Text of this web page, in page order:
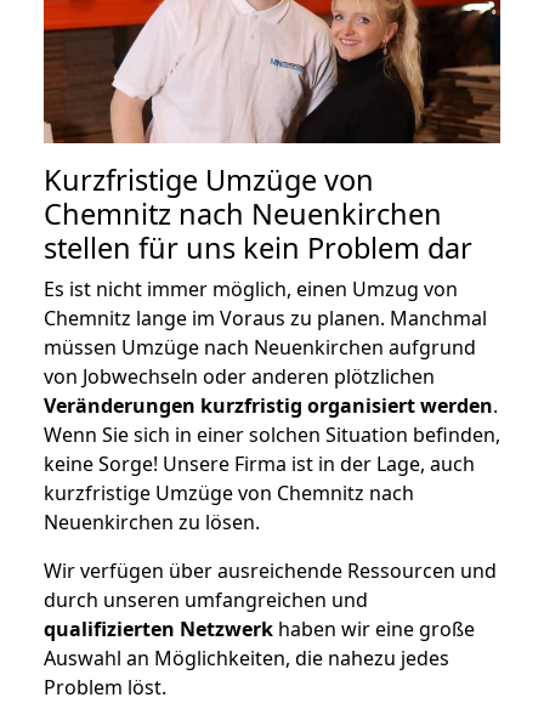
Kurzfristige Umzüge von
Chemnitz nach Neuenkirchen
stellen für uns kein Problem dar
Es ist nicht immer möglich, einen Umzug von
Chemnitz lange im Voraus zu planen. Manchmal
müssen Umzüge nach Neuenkirchen aufgrund
von Jobwechseln oder anderen plötzlichen
Veränderungen kurzfristig organisiert werden.
Wenn Sie sich in einer solchen Situation befinden,
keine Sorge! Unsere Firma ist in der Lage, auch
kurzfristige Umzüge von Chemnitz nach
Neuenkirchen zu lösen.
Wir verfügen über ausreichende Ressourcen und
durch unseren umfangreichen und
qualifizierten Netzwerk haben wir eine große
Auswahl an Möglichkeiten, die nahezu jedes
Problem löst.